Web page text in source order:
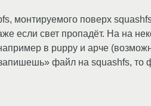
монтируемого поверх
если свет пропадёт. На на
в puppy и арче
файл на squashfs, то